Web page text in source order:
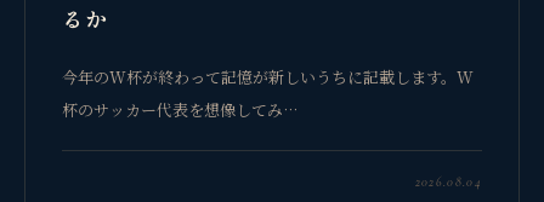
るか
今年のW杯が終わって記憶が新しいうちに記載します。W
杯のサッカー代表を想像してみ…
2026.08.04